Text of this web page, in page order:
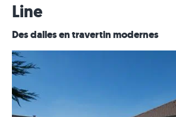
Line
Des dalles en travertin modernes